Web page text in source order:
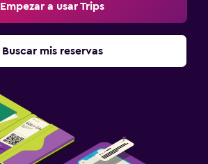
Empezar a usar Trips
Buscar mis reservas